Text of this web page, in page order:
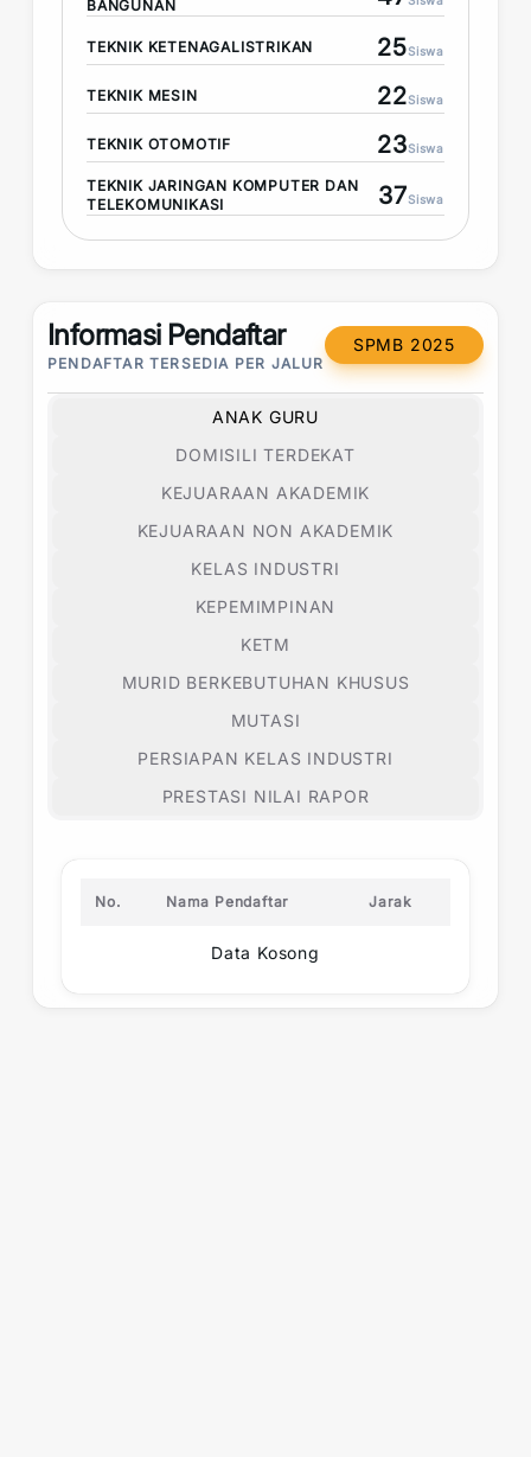
BANGUNAN
TEKNIK KETENAGALISTRIKAN 25Siswa
TEKNIK MESIN 22Siswa
TEKNIK OTOMOTIF 23Siswa
TEKNIK JARINGAN KOMPUTER DAN
TELEKOMUNIKASI
37Siswa
Informasi Pendaftar
PENDAFTAR TERSEDIA PER JALUR
SPMB 2025
ANAK GURU
DOMISILI TERDEKAT
KEJUARAAN AKADEMIK
KEJUARAAN NON AKADEMIK
KELAS INDUSTRI
KEPEMIMPINAN
KETM
MURID BERKEBUTUHAN KHUSUS
MUTASI
PERSIAPAN KELAS INDUSTRI
PRESTASI NILAI RAPOR
No. Nama Pendaftar Jarak
Data Kosong